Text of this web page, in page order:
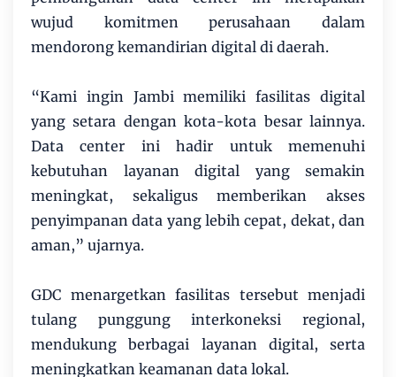
wujud komitmen perusahaan dalam
mendorong kemandirian digital di daerah.
“Kami ingin Jambi memiliki fasilitas digital
yang setara dengan kota-kota besar lainnya.
Data center ini hadir untuk memenuhi
kebutuhan layanan digital yang semakin
meningkat, sekaligus memberikan akses
penyimpanan data yang lebih cepat, dekat, dan
aman,” ujarnya.
GDC menargetkan fasilitas tersebut menjadi
tulang punggung interkoneksi regional,
mendukung berbagai layanan digital, serta
meningkatkan keamanan data lokal.